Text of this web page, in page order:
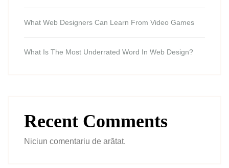
What Web Designers Can Learn From Video Games
What Is The Most Underrated Word In Web Design?
Recent Comments
Niciun comentariu de arătat.